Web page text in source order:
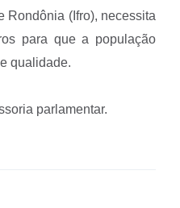
Rondônia (Ifro), necessita
para que a população
qualidade.
parlamentar.